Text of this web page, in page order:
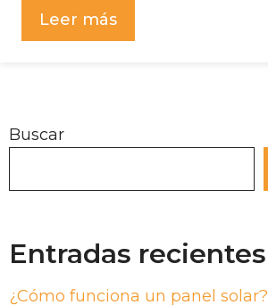
Leer más
Buscar
Entradas recientes
¿Cómo funciona un panel solar?